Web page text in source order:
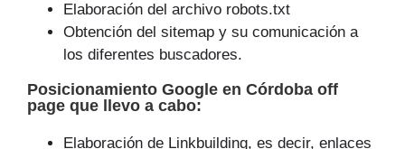
Elaboración del archivo robots.txt
Obtención del sitemap y su comunicación a
los diferentes buscadores.
Posicionamiento Google en Córdoba off
page que
llevo a cabo:
Elaboración de Linkbuilding, es decir, enlaces